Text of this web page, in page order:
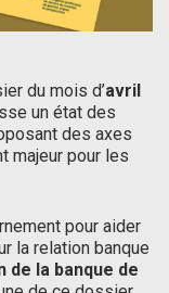
du mois d’avril
un état des
des axes
majeur pour les
pour aider
la relation banque
de la banque de